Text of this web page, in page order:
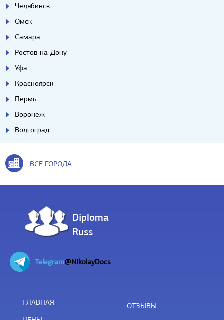
Челябинск
Омск
Самара
Ростов-на-Дону
Уфа
Красноярск
Пермь
Воронеж
Волгоград
ВСЕ ГОРОДА
Diploma
Russ
Telegram@NikolayDocs
ГЛАВНАЯ
ОТЗЫВЫ